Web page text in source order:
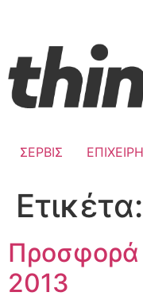
ΣΕΡΒΙΣ
Ετικέτα:
Προσφορά
2013